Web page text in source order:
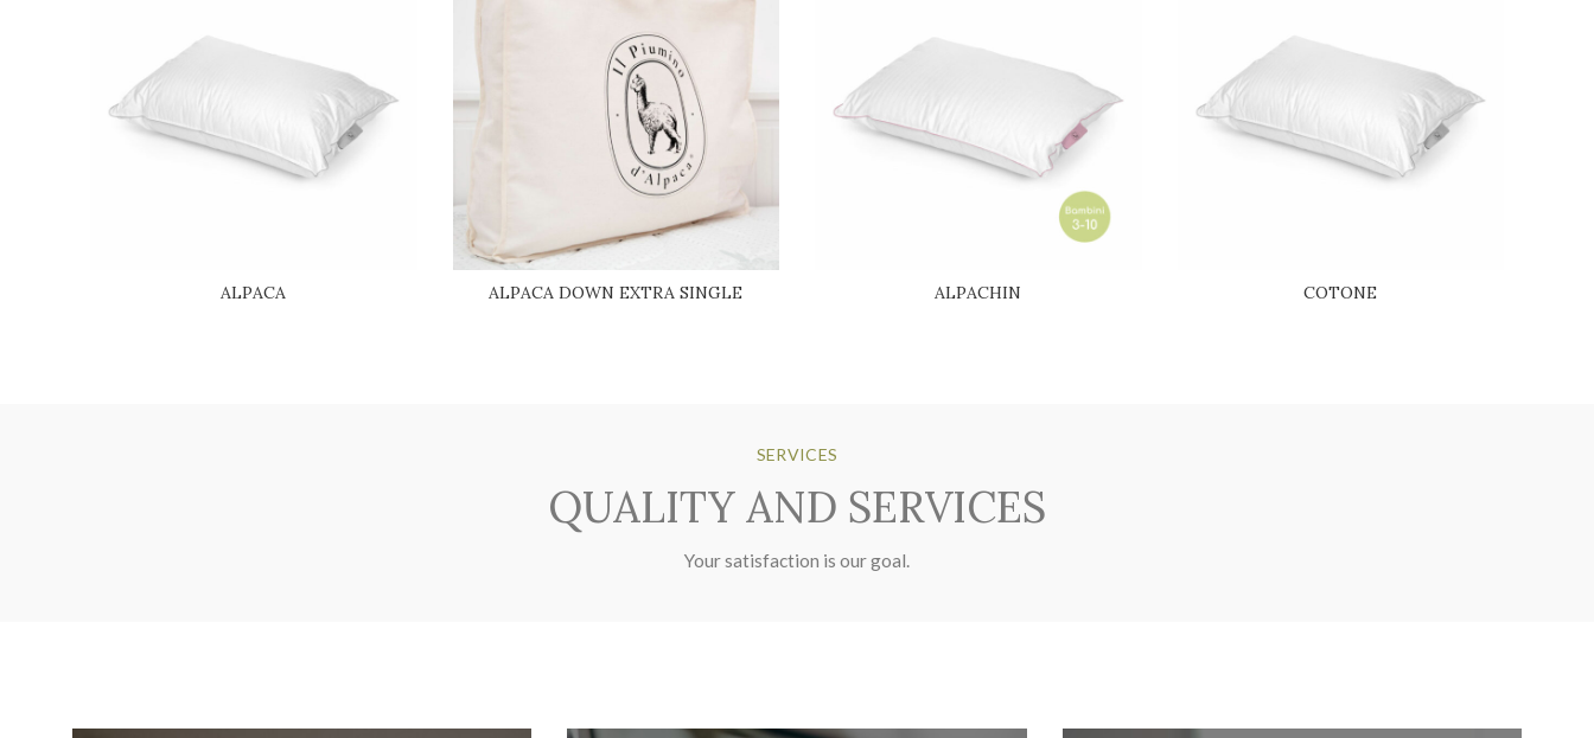
ALPACA ALPACA DOWN EXTRA SINGLE ALPACHIN COTONE
SERVICES
QUALITY AND SERVICES
Your satisfaction is our goal.